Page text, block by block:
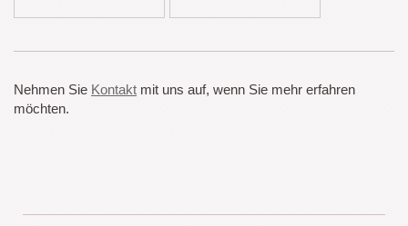
Nehmen Sie Kontakt mit uns auf, wenn Sie mehr erfahren
möchten.